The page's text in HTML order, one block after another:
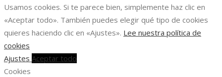
Usamos cookies. Si te parece bien, simplemente haz clic en
«Aceptar todo». También puedes elegir qué tipo de cookies
quieres haciendo clic en «Ajustes». Lee nuestra política de
cookies
Ajustes Aceptar todo
Cookies